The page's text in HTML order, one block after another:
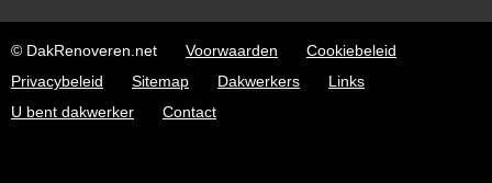
© DakRenoveren.net Voorwaarden
Cookiebeleid
Privacybeleid
Sitemap Dakwerkers
Links
U bent dakwerker
Contact